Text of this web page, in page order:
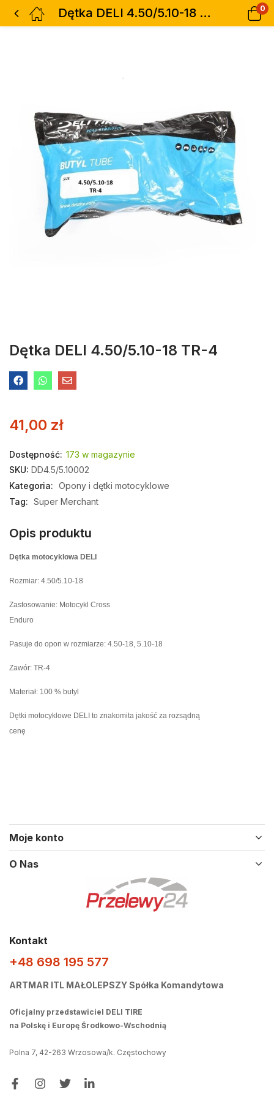
Dętka DELI 4.50/5.10-18 TR-4 0
Dętka DELI 4.50/5.10-18 TR-4
41,00 zł
Dostępność: 173 w magazynie
SKU: DD4.5/5.10002
Kategoria: Opony i dętki motocyklowe
Tag: Super Merchant
Opis produktu
Dętka motocyklowa DELI
Rozmiar: 4.50/5.10-18
Zastosowanie: Motocykl Cross
Enduro
Pasuje do opon w rozmiarze: 4.50-18, 5.10-18
Zawór: TR-4
Materiał: 100 % butyl
Dętki motocyklowe DELI to znakomita jakość za rozsądną
cenę
Moje konto
O Nas
Kontakt
+48 698 195 577
ARTMAR ITL MAŁOLEPSZY Spółka Komandytowa
Oficjalny przedstawiciel DELI TIRE
na Polskę i Europę Środkowo-Wschodnią
Polna 7, 42-263 Wrzosowa/k. Częstochowy